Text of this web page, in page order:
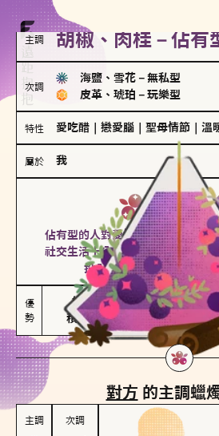
主調 胡椒、肉桂－佔有
次調
海鹽、雪花 － 無私型
皮革、琥珀 － 玩樂型
特性 愛吃醋 戀愛腦 聖母情節 溫
屬於 我
佔有型
胡椒、肉桂
佔有型的人對愛情有強烈的保護欲
社交生活十分敏感、容易吃醋。在
投入和激情，但也可能讓人
優
勢
能建立緊密關係
積極維繫關係熱度
對方 的主調蠟
主調 次調